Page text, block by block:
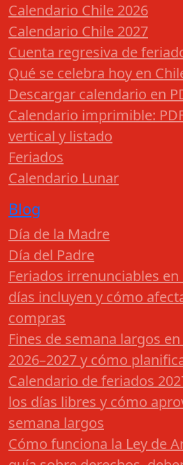
Calendario Chile 2026
Calendario Chile 2027
Cuenta regresiva de
Qué se celebra hoy en
Descargar calendario en
Calendario imprimible:
vertical y listado
Feriados
Calendario Lunar
Blog
Día de la Madre
Día del Padre
Feriados irrenunciables
días incluyen y cómo
compras
Fines de semana largos
2026–2027 y cómo
Calendario de feriados
los días libres y cómo
semana largos
Cómo funciona la Ley de